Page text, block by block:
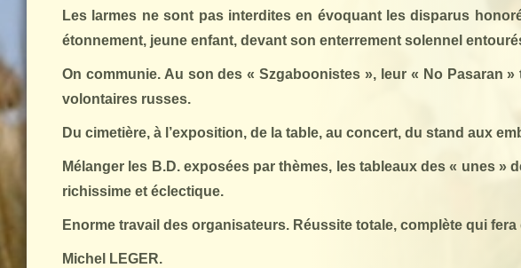
Les larmes ne sont pas interdites en évoquant les disparus
étonnement, jeune enfant, devant son enterrement solennel
On communie. Au son des «Szgaboonistes », leur « No Pasaran »
volontaires russes.
Du cimetière, à l’exposition, de la table, au concert, du stand aux
Mélanger les B.D. exposées par thèmes, les tableaux des « unes
richissime et éclectique.
Enorme travail des organisateurs. Réussite totale, complète qui fera
Michel LEGER.